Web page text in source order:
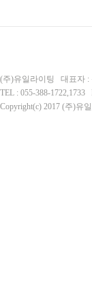
(주)유일라이팅 대표자 :
TEL : 055-388-1722,1733
Copyright(c) 2017 (주)유